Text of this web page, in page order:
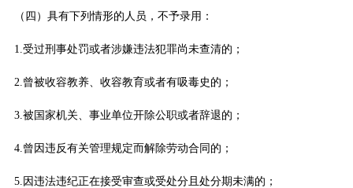
（四）具有下列情形的人员，不予录用：
1.受过刑事处罚或者涉嫌违法犯罪尚未查清的；
2.曾被收容教养、收容教育或者有吸毒史的；
3.被国家机关、事业单位开除公职或者辞退的；
4.曾因违反有关管理规定而解除劳动合同的；
5.因违法违纪正在接受审查或受处分且处分期未满的；